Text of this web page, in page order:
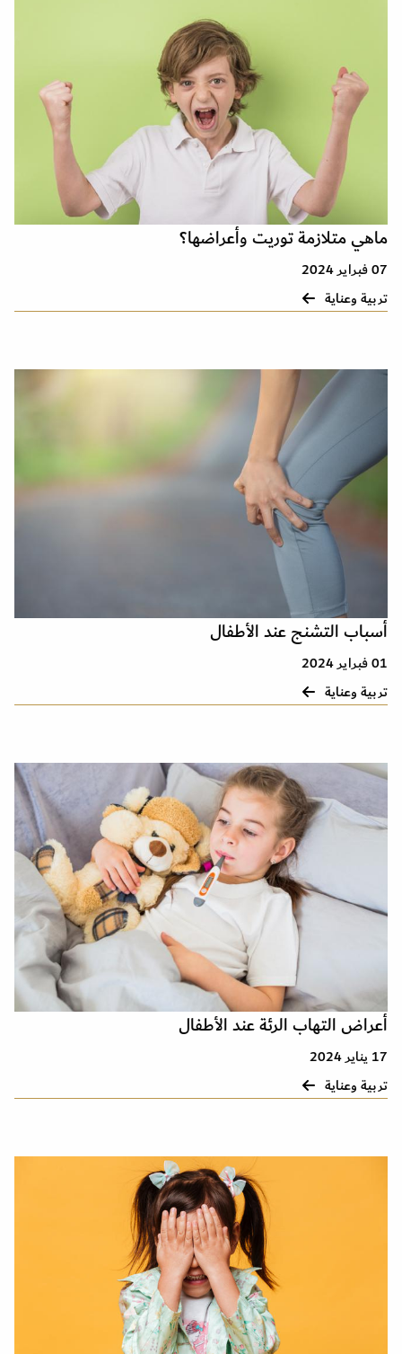
ماهي متلازمة توريت وأعراضها؟
07 فبراير 2024
تربية وعناية
أسباب التشنج عند الأطفال
01 فبراير 2024
تربية وعناية
أعراض التهاب الرئة عند الأطفال
17 يناير 2024
تربية وعناية